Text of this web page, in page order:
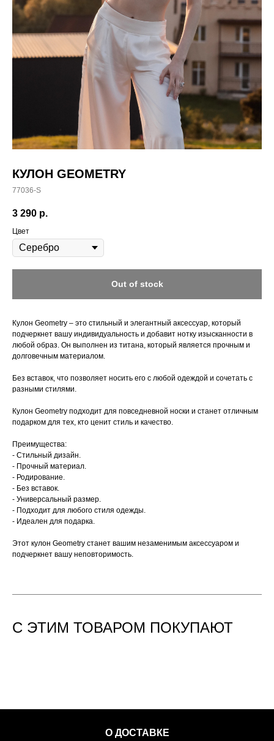
КУЛОН GEOMETRY
77036-S
3 290 р.
Цвет
Out of stock
Кулон Geometry – это стильный и элегантный аксессуар, который
подчеркнет вашу индивидуальность и добавит нотку изысканности в
любой образ. Он выполнен из титана, который является прочным и
долговечным материалом.
Без вставок, что позволяет носить его с любой одеждой и сочетать с
разными стилями.
Кулон Geometry подходит для повседневной носки и станет отличным
подарком для тех, кто ценит стиль и качество.
Преимущества:
- Стильный дизайн.
- Прочный материал.
- Родирование.
- Без вставок.
- Универсальный размер.
- Подходит для любого стиля одежды.
- Идеален для подарка.
Этот кулон Geometry станет вашим незаменимым аксессуаром и
подчеркнет вашу неповторимость.
С ЭТИМ ТОВАРОМ ПОКУПАЮТ
О ДОСТАВКЕ